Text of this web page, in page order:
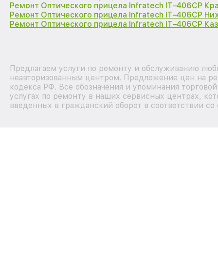
Ремонт Оптического прицела Infratech IT–406СP
Ремонт Оптического прицела Infratech IT–406СP
Ремонт Оптического прицела Infratech IT–406СP
Предлагаем услуги по ремонту и обслуживанию
неавторизованным центром. Предложение цен на
кодекса РФ. Все обозначения и упоминания
услугах по ремонту в наших сервисных центрах,
введенных в гражданский оборот в соответствии